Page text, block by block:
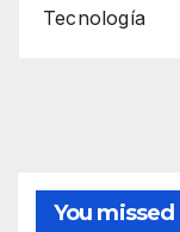
Tecnología
You missed